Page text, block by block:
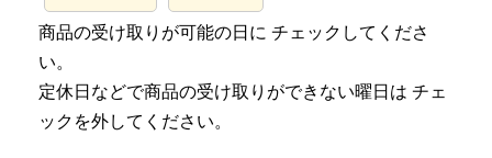
商品の受け取りが可能の日に チェックしてくださ
い。
定休日などで商品の受け取りができない曜日は チェ
ックを外してください。